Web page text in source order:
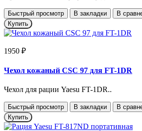
Быстрый просмотр В закладки
В
Купить
1950 ₽
Чехол кожаный CSC 97 для FT-1DR
Чехол для рации Yaesu FT-1DR..
Быстрый просмотр В закладки
В
Купить